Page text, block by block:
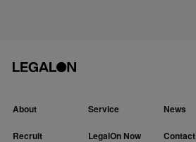
About Service News
Recruit LegalOn Now Contact